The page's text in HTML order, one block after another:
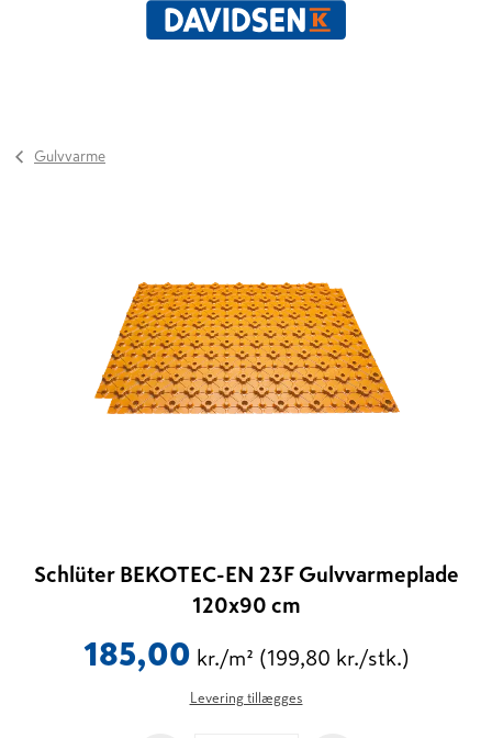
Gulvvarme
Schlüter BEKOTEC-EN 23F Gulvvarmeplade
120x90 cm
185,00 kr./m² (199,80 kr./stk.)
Levering tillægges